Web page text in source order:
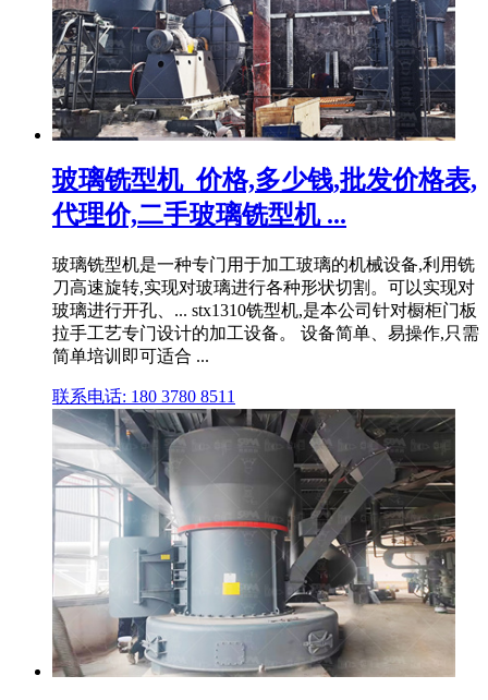
玻璃铣型机_价格,多少钱,批发价格表,
代理价,二手玻璃铣型机 ...
玻璃铣型机是一种专门用于加工玻璃的机械设备,利用铣
刀高速旋转,实现对玻璃进行各种形状切割。可以实现对
玻璃进行开孔、... stx1310铣型机,是本公司针对橱柜门板
拉手工艺专门设计的加工设备。 设备简单、易操作,只需
简单培训即可适合 ...
联系电话: 180 3780 8511